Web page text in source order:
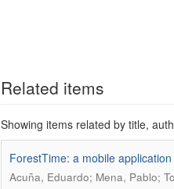
Related items
Showing items related by title,
ForestTime: a mobile
Acuña, Eduardo; Mena, Pablo;